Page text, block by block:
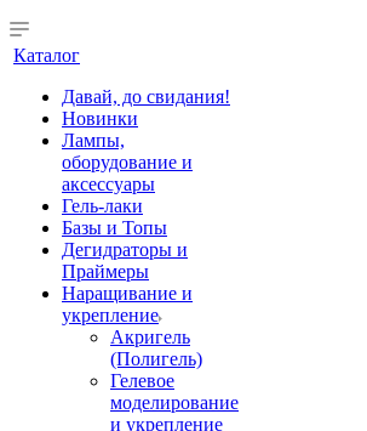
Каталог
Давай, до свидания!
Новинки
Лампы,
оборудование и
аксессуары
Гель-лаки
Базы и Топы
Дегидраторы и
Праймеры
Наращивание и
укрепление
Акригель
(Полигель)
Гелевое
моделирование
и укрепление